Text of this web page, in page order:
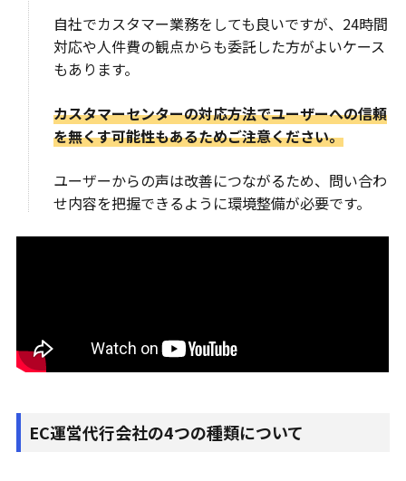
自社でカスタマー業務をしても良いですが、24時間
対応や人件費の観点からも委託した方がよいケース
もあります。
カスタマーセンターの対応方法でユーザーへの信頼
を無くす可能性もあるためご注意ください。
ユーザーからの声は改善につながるため、問い合わ
せ内容を把握できるように環境整備が必要です。
EC運営代行会社の4つの種類について